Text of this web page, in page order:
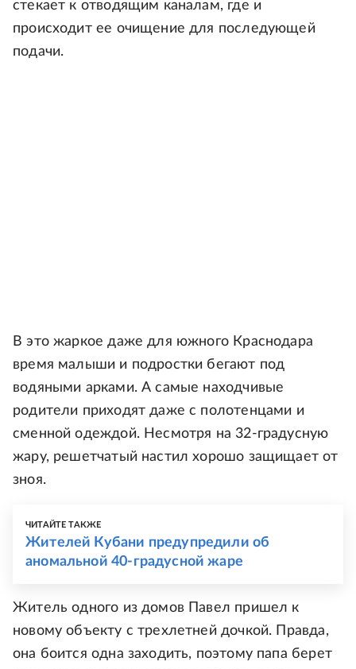
стекает к отводящим каналам, где и
происходит ее очищение для последующей
подачи.
В это жаркое даже для южного Краснодара
время малыши и подростки бегают под
водяными арками. А самые находчивые
родители приходят даже с полотенцами и
сменной одеждой. Несмотря на 32-градусную
жару, решетчатый настил хорошо защищает от
зноя.
ЧИТАЙТЕ ТАКЖЕ
Жителей Кубани предупредили об
аномальной 40-градусной жаре
Житель одного из домов Павел пришел к
новому объекту с трехлетней дочкой. Правда,
она боится одна заходить, поэтому папа берет